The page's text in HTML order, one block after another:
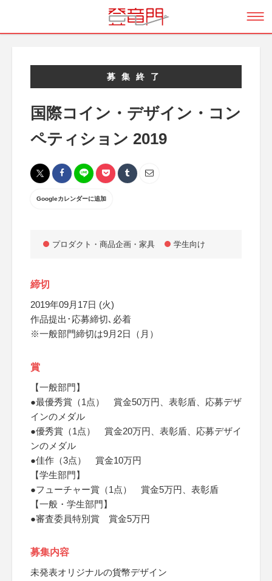
募集終了
国際コイン・デザイン・コン
ペティション 2019
Googleカレンダーに追加
プロダクト・商品企画・家具 学生向け
締切
2019年09月17日 (火)
作品提出･応募締切､必着
※一般部門締切は9月2日（月）
賞
【一般部門】
●最優秀賞（1点） 賞金50万円、表彰盾、応募デザ
インのメダル
●優秀賞（1点） 賞金20万円、表彰盾、応募デザイ
ンのメダル
●佳作（3点） 賞金10万円
【学生部門】
●フューチャー賞（1点） 賞金5万円、表彰盾
【一般・学生部門】
●審査委員特別賞 賞金5万円
募集内容
未発表オリジナルの貨幣デザイン